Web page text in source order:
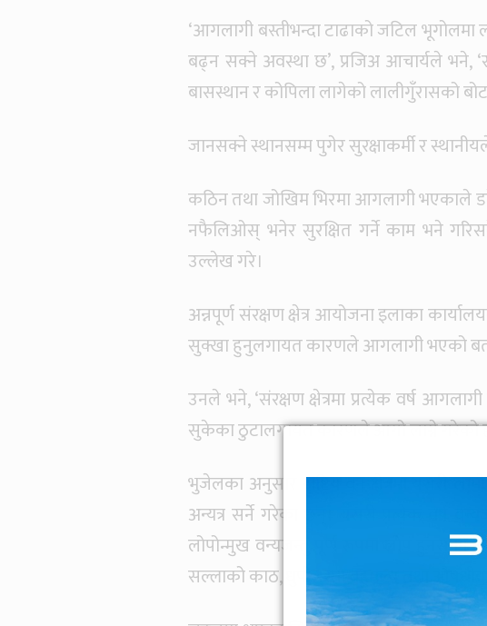
‘आगलागी बस्तीभन्दा टाढाको जटिल
बढ्न सक्ने अवस्था छ’, प्रजिअ आचार्यले भने,
बासस्थान र कोपिला लागेको लालीगुँरासको
जानसक्ने स्थानसम्म पुगेर सुरक्षाकर्मी र
कठिन तथा जोखिम भिरमा आगलागी भएकाले
नफैलिओस् भनेर सुरक्षित गर्ने काम भने
उल्लेख गरे।
अन्नपूर्ण संरक्षण क्षेत्र आयोजना इलाका
सुक्खा हुनुलगायत कारणले आगलागी भएको
उनले भने, ‘संरक्षण क्षेत्रमा प्रत्येक वर्ष
सुकेका ठुटालगायत कारणले आगो लाग्ने गरेको
भुजेलका अनुसार राष्ट्रिय वन क्षेत्रमा यसरी
अन्यत्र सर्ने गरेका छन्। यसरी प्रत्येक वर्ष
लोपोन्मुख वन्यजन्तु पूर्ण रूपमा लोप हुनसक्ने
सल्लाको काठ, धुपीजस्ता बहुमूल्य तथा